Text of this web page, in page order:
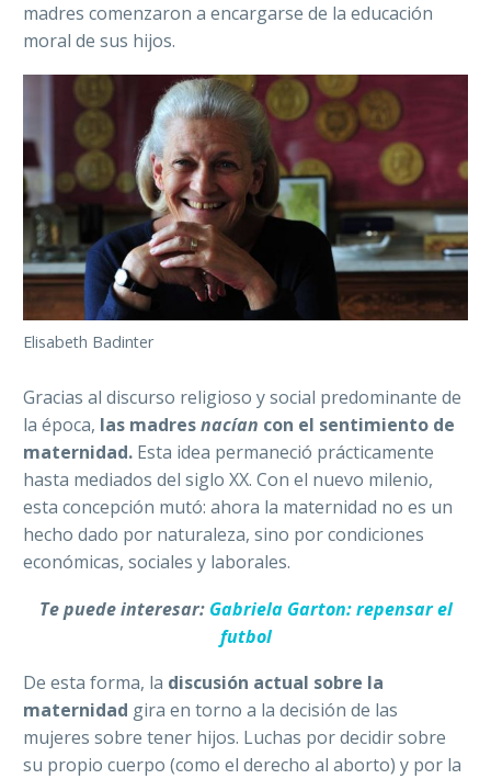
madres comenzaron a encargarse de la educación
moral de sus hijos.
Elisabeth Badinter
Gracias al discurso religioso y social predominante de
la época, las madresnacían con el sentimiento de
maternidad. Esta idea permaneció prácticamente
hasta mediados del siglo XX. Con el nuevo milenio,
esta concepción mutó: ahora la maternidad no es un
hecho dado por naturaleza, sino por condiciones
económicas, sociales y laborales.
Te puede interesar: Gabriela Garton: repensar el
futbol
De esta forma, la discusión actual sobre la
maternidad gira en torno a la decisión de las
mujeres sobre tener hijos. Luchas por decidir sobre
su propio cuerpo (como el derecho al aborto) y por la